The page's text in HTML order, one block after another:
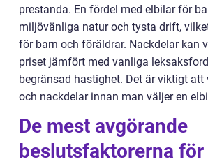
prestanda. En fördel med elbilar för
miljövänliga natur och tysta drift,
för barn och föräldrar. Nackdelar kan
priset jämfört med vanliga
begränsad hastighet. Det är viktigt att
och nackdelar innan man väljer en
De mest avgörande
beslutsfaktorerna för